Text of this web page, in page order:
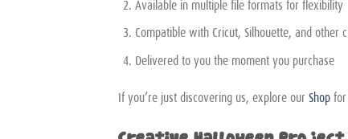
Available in multiple file formats for flexibility
Compatible with Cricut, Silhouette, and other
Delivered to you the moment you purchase
If you’re just discovering us, explore our Shop